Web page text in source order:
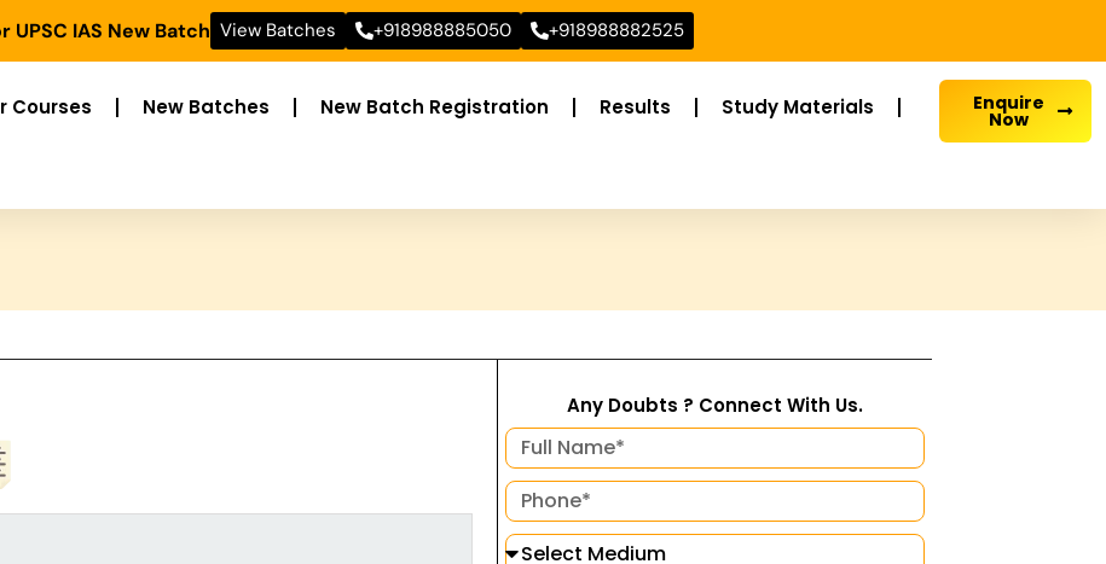
UPSC IAS New Batch View Batches +918988885050 +918988882525
Courses New Batches New Batch Registration Results Study Materials Enquire
Now
Any Doubts ? Connect With Us.